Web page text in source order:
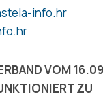
info.hr
VOM
ZU